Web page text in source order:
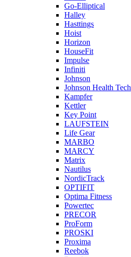
Go-Elliptical
Halley
Hasttings
Hoist
Horizon
HouseFit
Impulse
Infiniti
Johnson
Johnson Health Tech
Kampfer
Kettler
Key Point
LAUFSTEIN
Life Gear
MARBO
MARCY
Matrix
Nautilus
NordicTrack
OPTIFIT
Optima Fitness
Powertec
PRECOR
ProForm
PROSKI
Proxima
Reebok